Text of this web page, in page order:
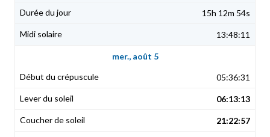
15h 12m 54s
13:48:11
mer., août 5
05:36:31
06:13:13
21:22:57